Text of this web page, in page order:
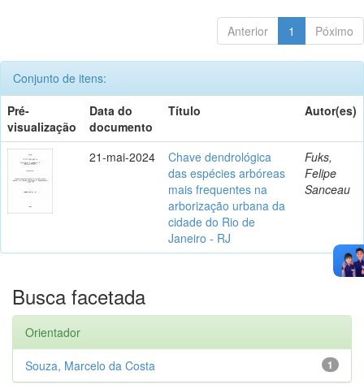
Anterior 1 Póximo
Conjunto de itens:
Pré-
visualização
Data do
documento
Título Autor(es)
21-mai-2024
Chave dendrológica
das espécies arbóreas
mais frequentes na
arborização urbana da
cidade do Rio de
Janeiro - RJ
Fuks,
Felipe
Sanceau
Busca facetada
Orientador
1
Souza, Marcelo da Costa